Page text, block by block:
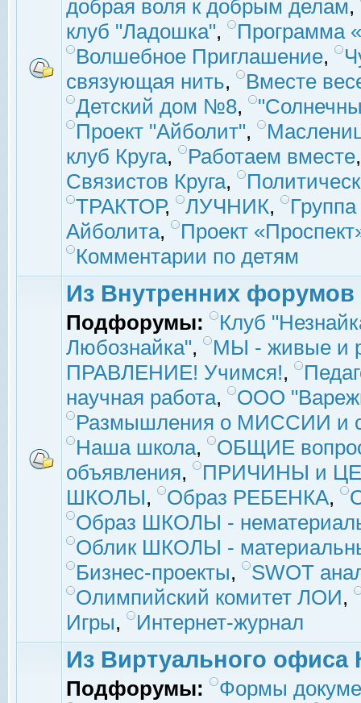
добрая воля к добрым делам,
клуб "Ладошка",
Программа
Волшебное Приглашение,
связующая нить,
Вместе
Детский дом №8,
Проект "Айболит",
клуб Круга, Работаем вместе
Связистов Круга,
ТРАКТОР, ЛУЧНИК,
Айболита,
Проект
Комментарии по детям
Из Внутренних форумов
Подфорумы:
Клуб
Любознайка",
МЫ - живые и
ПРАВЛЕНИЕ! Учимся!,
научная работа,
ООО
Размышления о МИССИИ и
Наша школа,
ОБЩИЕ
объявления,
ПРИЧИНЫ и
ШКОЛЫ, Образ РЕБЕНКА,
Образ ШКОЛЫ -
Облик ШКОЛЫ -
Бизнес-проекты,
SWOT
Олимпийский комитет ЛОИ,
Игры, Интернет-журнал
Из Виртуального офиса
Подфорумы:
Формы